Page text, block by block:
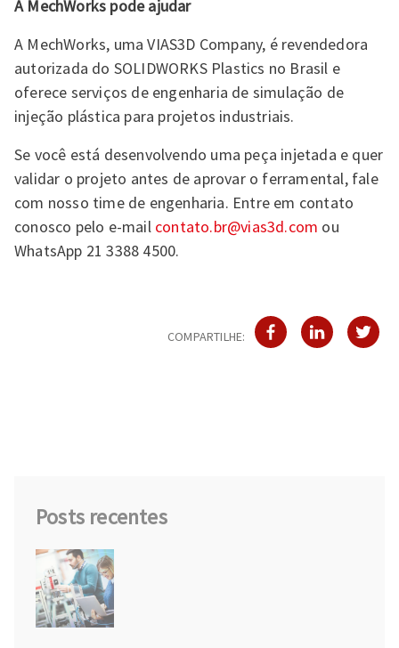
A MechWorks pode ajudar
A MechWorks, uma VIAS3D Company, é revendedora
autorizada do SOLIDWORKS Plastics no Brasil e
oferece serviços de engenharia de simulação de
injeção plástica para projetos industriais.
Se você está desenvolvendo uma peça injetada e quer
validar o projeto antes de aprovar o ferramental, fale
com nosso time de engenharia. Entre em contato
conosco pelo e-mail contato.br@vias3d.com ou
WhatsApp 21 3388 4500.
COMPARTILHE:
Posts recentes